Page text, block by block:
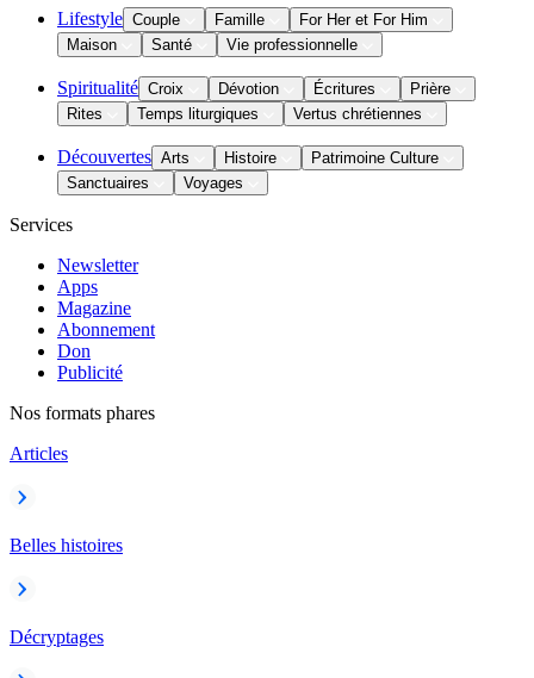
Lifestyle Couple Famille
For Her et For Him
Maison
Santé Vie professionnelle
Spiritualité Croix Dévotion Écritures
Prière
Rites
Temps liturgiques Vertus chrétiennes
Découvertes Arts Histoire
Patrimoine Culture
Sanctuaires
Voyages
Services
Newsletter
Apps
Magazine
Abonnement
Don
Publicité
Nos formats phares
Articles
Belles histoires
Décryptages